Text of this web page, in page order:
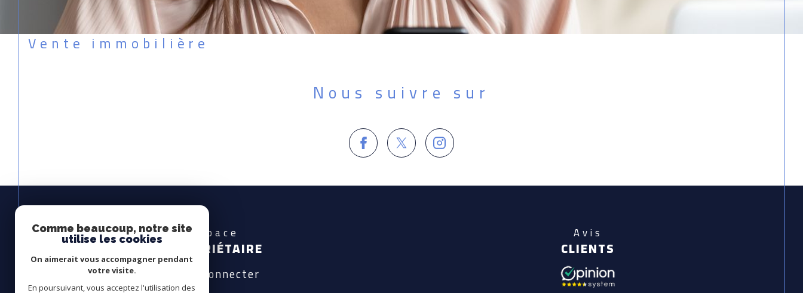
Vente immobilière
Nous suivre sur
Espace
PROPRIÉTAIRE
Se connecter
Avis
CLIENTS
Comme beaucoup, notre site
utilise les cookies
On aimerait vous accompagner pendant
votre visite.
En poursuivant, vous acceptez l'utilisation des